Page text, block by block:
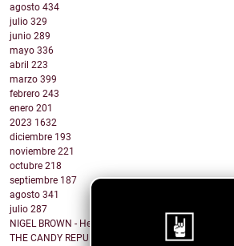
agosto 434
julio 329
junio 289
mayo 336
abril 223
marzo 399
febrero 243
enero 201
2023 1632
diciembre 193
noviembre 221
octubre 218
septiembre 187
agosto 341
julio 287
NIGEL BROWN - Here Comes The Truth
THE CANDY REPUBLIC - I do not write love songs